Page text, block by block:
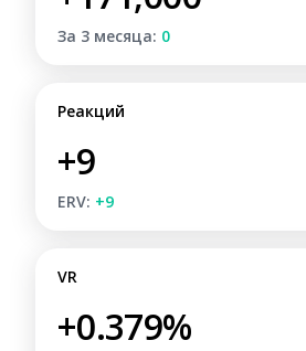
За 3 месяца: 0
Реакций
+9
ERV: +9
VR
+0.379%